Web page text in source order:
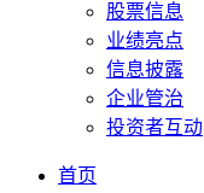
股票信息
业绩亮点
信息披露
企业管治
投资者互动
首页